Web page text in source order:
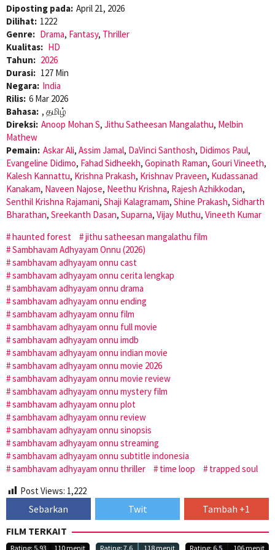
Diposting pada: April 21, 2026
Dilihat: 1222
Genre: Drama, Fantasy, Thriller
Kualitas: HD
Tahun: 2026
Durasi: 127 Min
Negara: India
Rilis: 6 Mar 2026
Bahasa: , தமிழ்
Direksi: Anoop Mohan S, Jithu Satheesan Mangalathu, Melbin
Mathew
Pemain: Askar Ali, Assim Jamal, DaVinci Santhosh, Didimos Paul,
Evangeline Didimo, Fahad Sidheekh, Gopinath Raman, Gouri Vineeth,
Kalesh Kannattu, Krishna Prakash, Krishnav Praveen, Kudassanad
Kanakam, Naveen Najose, Neethu Krishna, Rajesh Azhikkodan,
Senthil Krishna Rajamani, Shaji Kalagramam, Shine Prakash, Sidharth
Bharathan, Sreekanth Dasan, Suparna, Vijay Muthu, Vineeth Kumar
haunted forest
jithu satheesan mangalathu film
Sambhavam Adhyayam Onnu (2026)
sambhavam adhyayam onnu cast
sambhavam adhyayam onnu cerita lengkap
sambhavam adhyayam onnu drama
sambhavam adhyayam onnu ending
sambhavam adhyayam onnu film
sambhavam adhyayam onnu full movie
sambhavam adhyayam onnu imdb
sambhavam adhyayam onnu indian movie
sambhavam adhyayam onnu movie 2026
sambhavam adhyayam onnu movie review
sambhavam adhyayam onnu mystery film
sambhavam adhyayam onnu plot
sambhavam adhyayam onnu review
sambhavam adhyayam onnu sinopsis
sambhavam adhyayam onnu streaming
sambhavam adhyayam onnu subtitle indonesia
sambhavam adhyayam onnu thriller
time loop
trapped soul
Post Views: 1,222
Sebarkan Twit
Tambah +1
FILM TERKAIT
Rating: 5.93 110 menit Rating: 7.6 118 menit Rating: 6.5 106 menit